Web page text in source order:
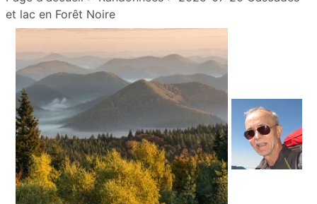
et lac en Forêt Noire